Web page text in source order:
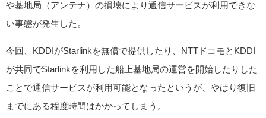
や基地局（アンテナ）の損壊により通信サービスが利用できな
い事態が発生した。
今回、KDDIがStarlinkを無償で提供したり、NTTドコモとKDDI
が共同でStarlinkを利用した船上基地局の運営を開始したりした
ことで通信サービスが利用可能となったというが、やはり復旧
までにある程度時間はかかってしまう。